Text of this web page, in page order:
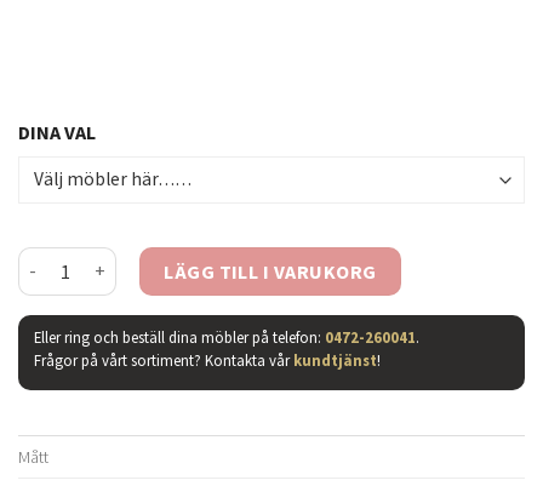
DINA VAL
Everest soffgrupp - läder major 90 mörkbrun mängd
LÄGG TILL I VARUKORG
Eller ring och beställ dina möbler på telefon: 0472-260041.
Frågor på vårt sortiment? Kontakta vårkundtjänst!
Mått